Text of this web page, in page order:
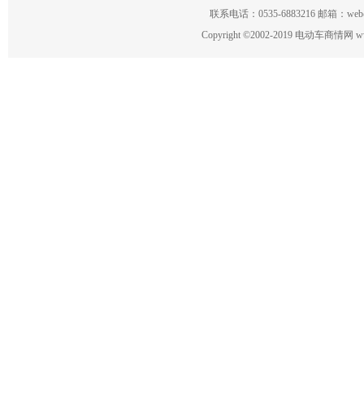
联系电话：0535-6883216 邮箱：
Copyright ©2002-2019 电动车商情网